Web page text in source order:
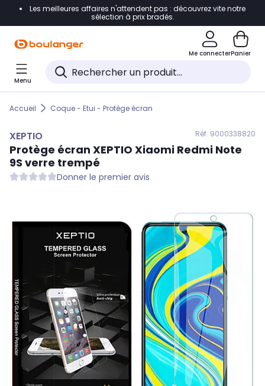
Accéder directement à la navigation
Accéder directement au pied de page
Accéder directement au chatbot
Les meilleures affaires n'attendent pas : découvrez vite notre
sélection à prix bradés.
Me connecterPanier
Menu
Accueil Coque - Etui - Protège écran
XEPTIO Réf. 9000338820
Protège écran XEPTIO Xiaomi Redmi Note
9S verre trempé
Donner le premier avis